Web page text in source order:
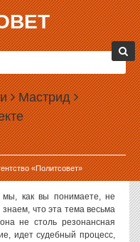
Мастрид
«Политсовет»
ДЕЛО
КОТОРОГО
Песков заявил, что
Гершковича не имеет в
мы, как вы понимаете, не
что эта тема весьма
не столь резонансная
идет судебный процесс,